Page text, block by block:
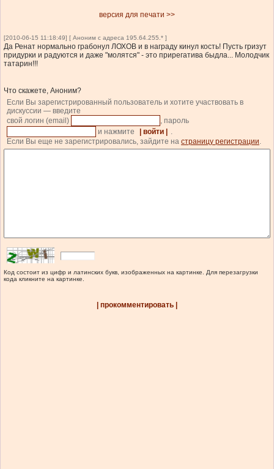
версия для печати >>
[2010-06-15 11:18:49] [ Аноним с адреса 195.64.255.* ]
Да Ренат нормально грабонул ЛОХОВ и в награду кинул кость! Пусть гризут
придурки и радуются и даже "молятся" - это прирегатива быдла... Молодчик
татарин!!!
Что скажете, Аноним?
Если Вы зарегистрированный пользователь и хотите участвовать в
дискуссии — введите
свой логин (email)
, пароль
и нажмите
| войти |
.
Если Вы еще не зарегистрировались, зайдите на страницу регистрации.
Код состоит из цифр и латинских букв, изображенных на картинке. Для перезагрузки
кода кликните на картинке.
| прокомментировать |